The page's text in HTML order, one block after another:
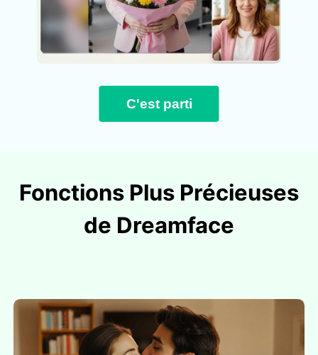
C'est parti
Fonctions Plus Précieuses
de Dreamface